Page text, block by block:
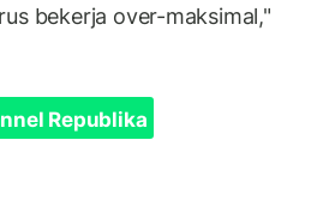
bekerja over-maksimal,"
Republika